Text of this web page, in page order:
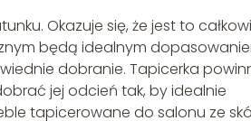
Okazuje się, że jest to
będą idealnym
dobranie. Tapicerka
jej odcień tak, by idealnie
tapicerowane do salonu ze